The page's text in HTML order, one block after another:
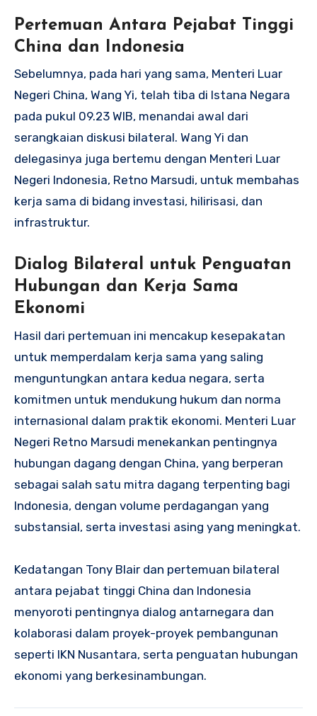
Pertemuan Antara Pejabat Tinggi
China dan Indonesia
Sebelumnya, pada hari yang sama, Menteri Luar
Negeri China, Wang Yi, telah tiba di Istana Negara
pada pukul 09.23 WIB, menandai awal dari
serangkaian diskusi bilateral. Wang Yi dan
delegasinya juga bertemu dengan Menteri Luar
Negeri Indonesia, Retno Marsudi, untuk membahas
kerja sama di bidang investasi, hilirisasi, dan
infrastruktur.
Dialog Bilateral untuk Penguatan
Hubungan dan Kerja Sama
Ekonomi
Hasil dari pertemuan ini mencakup kesepakatan
untuk memperdalam kerja sama yang saling
menguntungkan antara kedua negara, serta
komitmen untuk mendukung hukum dan norma
internasional dalam praktik ekonomi. Menteri Luar
Negeri Retno Marsudi menekankan pentingnya
hubungan dagang dengan China, yang berperan
sebagai salah satu mitra dagang terpenting bagi
Indonesia, dengan volume perdagangan yang
substansial, serta investasi asing yang meningkat.
Kedatangan Tony Blair dan pertemuan bilateral
antara pejabat tinggi China dan Indonesia
menyoroti pentingnya dialog antarnegara dan
kolaborasi dalam proyek-proyek pembangunan
seperti IKN Nusantara, serta penguatan hubungan
ekonomi yang berkesinambungan.